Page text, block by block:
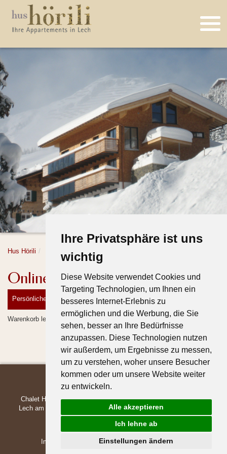
Ihre Privatsphäre ist uns
wichtig
Diese Website verwendet Cookies und
Targeting Technologien, um Ihnen ein
besseres Internet-Erlebnis zu
ermöglichen und die Werbung, die Sie
sehen, besser an Ihre Bedürfnisse
anzupassen. Diese Technologien nutzen
wir außerdem, um Ergebnisse zu messen,
um zu verstehen, woher unsere Besucher
kommen oder um unsere Website weiter
zu entwickeln.
Alle akzeptieren
Ich lehne ab
Einstellungen ändern
Hus Hörili Hus Hörili Buchung
Online Buchung
Persönliche Daten Buchung prüfen
Warenkorb leer
Chalet Hus Hörili | Dietmar & Martina Walch | Strass 678 | 6764
Lech am Arlberg | Austria | +43 5583-39739 |office@hoerili.com
www.hoerili.com
Impressum Sitemap Anreise
Wetter & Webcam